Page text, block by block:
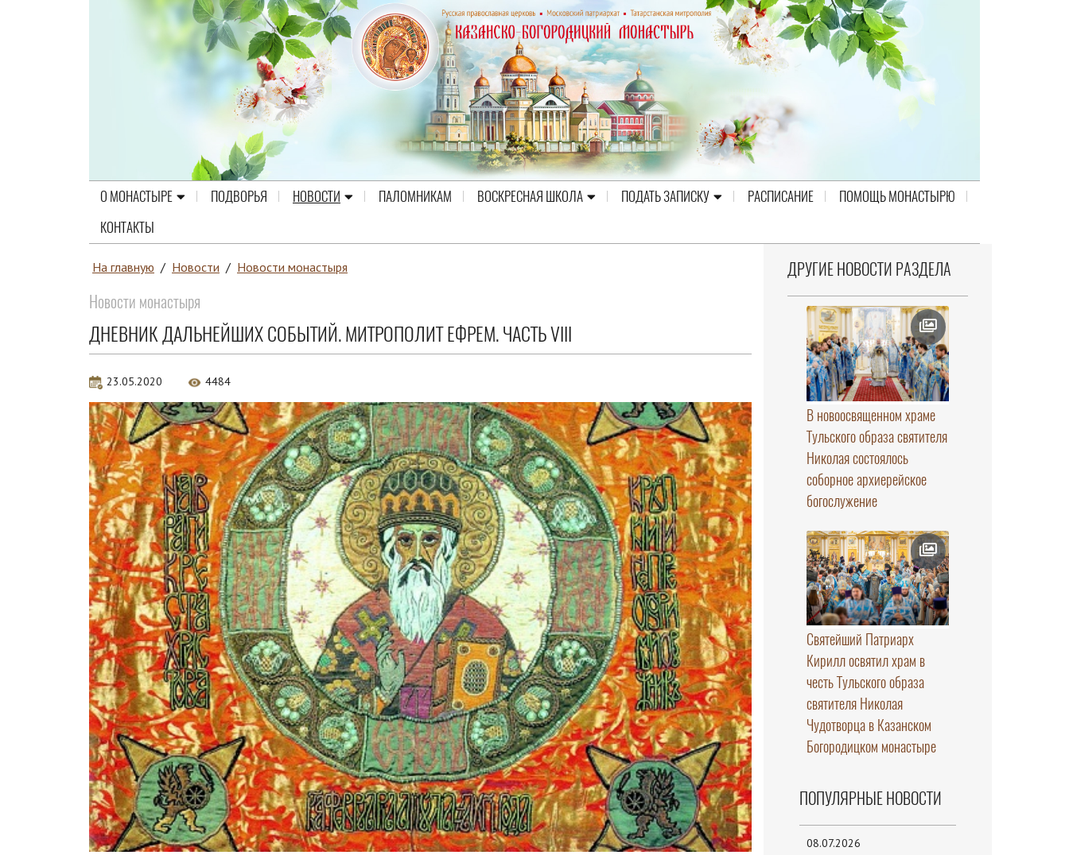
О МОНАСТЫРЕ ПОДВОРЬЯ НОВОСТИ ПАЛОМНИКАМ ВОСКРЕСНАЯ ШКОЛА ПОДАТЬ ЗАПИСКУ РАСПИСАНИЕ
ПОМОЩЬ МОНАСТЫРЮ
КОНТАКТЫ
На главную / Новости / Новости монастыря
Новости монастыря
ДНЕВНИК ДАЛЬНЕЙШИХ СОБЫТИЙ. МИТРОПОЛИТ ЕФРЕМ. ЧАСТЬ VIII
23.05.2020 4484
ДРУГИЕ НОВОСТИ РАЗДЕЛА
В новоосвященном храме
Тульского образа святителя
Николая состоялось
соборное архиерейское
богослужение
Святейший Патриарх
Кирилл освятил храм в
честь Тульского образа
святителя Николая
Чудотворца в Казанском
Богородицком монастыре
ПОПУЛЯРНЫЕ НОВОСТИ
08.07.2026